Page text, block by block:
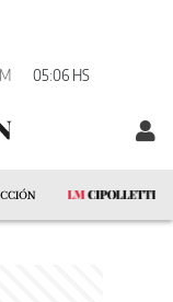
05:06 HS